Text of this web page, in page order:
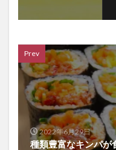
Prev
2022年6月29日
種類豊富なキンパが